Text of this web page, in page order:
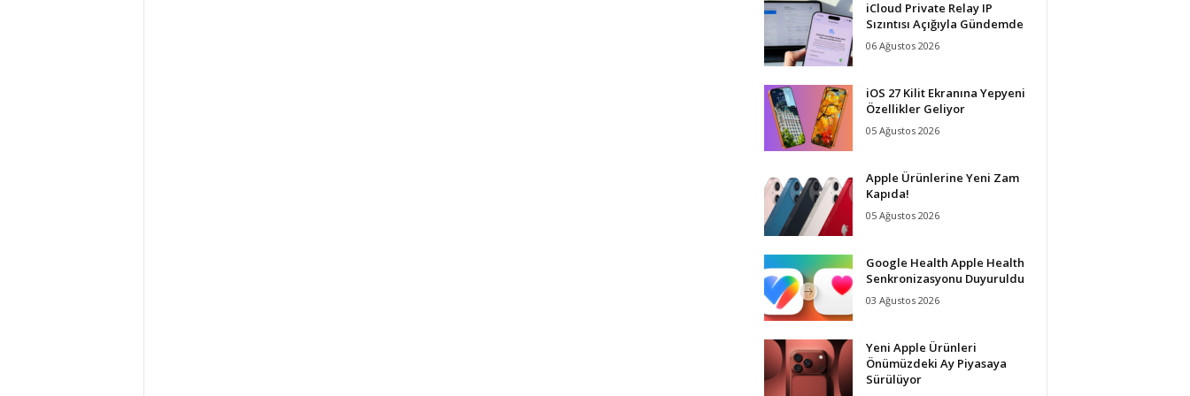
iCloud Private Relay IP
Sızıntısı Açığıyla Gündemde
06 Ağustos 2026
iOS 27 Kilit Ekranına Yepyeni
Özellikler Geliyor
05 Ağustos 2026
Apple Ürünlerine Yeni Zam
Kapıda!
05 Ağustos 2026
Google Health Apple Health
Senkronizasyonu Duyuruldu
03 Ağustos 2026
Yeni Apple Ürünleri
Önümüzdeki Ay Piyasaya
Sürülüyor